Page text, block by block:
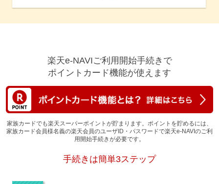
楽天e-NAVIご利用開始手続きで
ポイントカード機能が使えます
家族カードでも楽天スーパーポイントが貯まります。 ポイントを貯めるには、
家族カード会員様名義の楽天会員のユーザID・パスワードで楽天e-NAVIのご利
用開始手続きが必要です。
手続きは簡単3ステップ